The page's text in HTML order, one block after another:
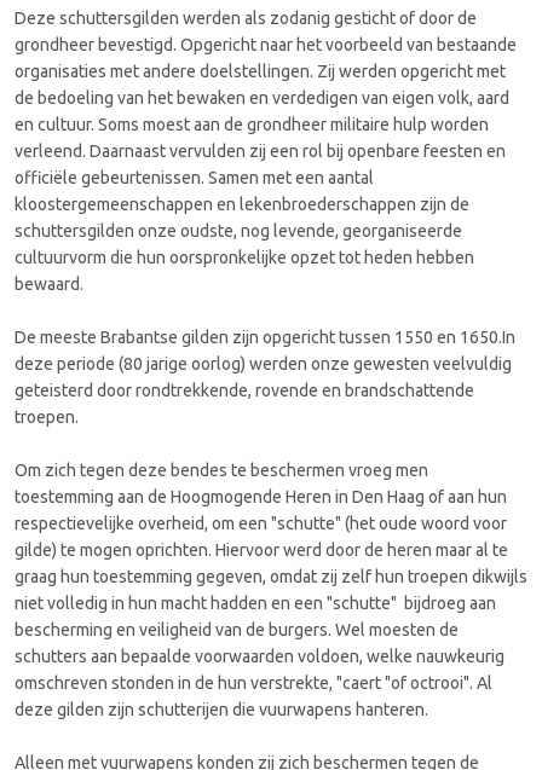
Deze schuttersgilden werden als zodanig gesticht of door de
grondheer bevestigd. Opgericht naar het voorbeeld van bestaande
organisaties met andere doelstellingen. Zij werden opgericht met
de bedoeling van het bewaken en verdedigen van eigen volk, aard
en cultuur. Soms moest aan de grondheer militaire hulp worden
verleend. Daarnaast vervulden zij een rol bij openbare feesten en
officiële gebeurtenissen. Samen met een aantal
kloostergemeenschappen en lekenbroederschappen zijn de
schuttersgilden onze oudste, nog levende, georganiseerde
cultuurvorm die hun oorspronkelijke opzet tot heden hebben
bewaard.
De meeste Brabantse gilden zijn opgericht tussen 1550 en 1650.In
deze periode (80 jarige oorlog) werden onze gewesten veelvuldig
geteisterd door rondtrekkende, rovende en brandschattende
troepen.
Om zich tegen deze bendes te beschermen vroeg men
toestemming aan de Hoogmogende Heren in Den Haag of aan hun
respectievelijke overheid, om een "schutte" (het oude woord voor
gilde) te mogen oprichten. Hiervoor werd door de heren maar al te
graag hun toestemming gegeven, omdat zij zelf hun troepen dikwijls
niet volledig in hun macht hadden en een "schutte" bijdroeg aan
bescherming en veiligheid van de burgers. Wel moesten de
schutters aan bepaalde voorwaarden voldoen, welke nauwkeurig
omschreven stonden in de hun verstrekte, "caert "of octrooi". Al
deze gilden zijn schutterijen die vuurwapens hanteren.
Alleen met vuurwapens konden zij zich beschermen tegen de